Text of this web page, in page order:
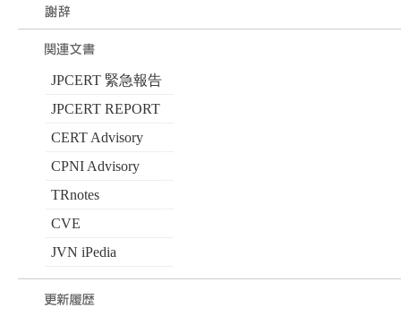
JPCERT 緊急報告
JPCERT REPORT
CERT Advisory
CPNI Advisory
TRnotes
CVE
JVN iPedia